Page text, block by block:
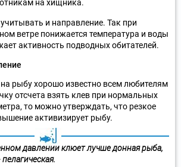
на хищника.
и направление. Так при
ветре понижается температура и воды
активность подводных обитателей.
рыбу хорошо известно всем любителям
отсчета взять клев при нормальных
то можно утверждать, что резкое
активизирует рыбу.
давлении клюет лучше донная рыба,